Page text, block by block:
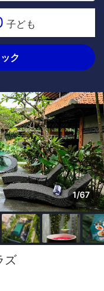
子ども
ク
1/67
ズ